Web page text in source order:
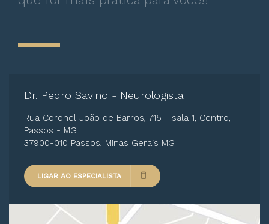
Dr. Pedro Savino - Neurologista
Rua Coronel João de Barros, 715 - sala 1, Centro,
Passos - MG
37900-010 Passos, Minas Gerais MG
LIGAR AO ESPECIALISTA